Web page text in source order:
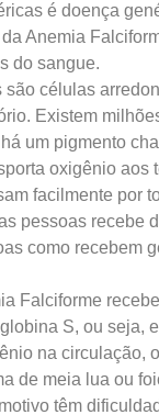
é doença
Anemia
do sangue.
células
Existem
um pigmento
oxigênio aos
facilmente por
pessoas recebe
como recebem
Falciforme
S, ou seja,
na circulação,
de meia lua ou
têm